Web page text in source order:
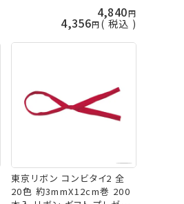
4,840
4,356 税込
東京リボン コンビタイ2 全
20色 約3mmX12cm巻 200